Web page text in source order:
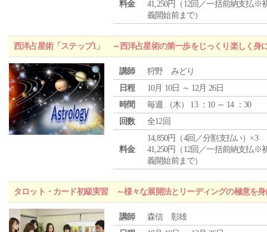
料金
41,250円（12回／一括前納支払※
義開始前まで）
西洋占星術「ステップ1」 ～西洋占星術の第一歩をじっくり楽しく身
講師
狩野 みどり
日程
10月 10日 ～ 12月 26日
時間
毎週 （木） 13 ：10 ～ 14 ：30
回数
全12回
料金
14,850円（4回／分割支払い）×3
41,250円（12回／一括前納支払※
義開始前まで）
タロット・カード初級実習 ～様々な展開法とリーディングの極意を身
講師
森信 彰雄